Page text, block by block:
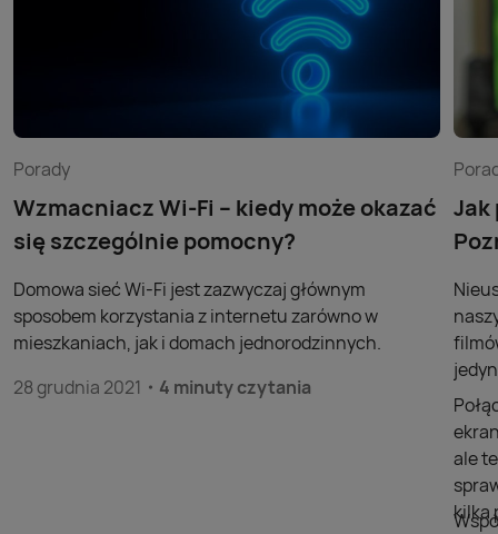
Porady
Wzmacniacz Wi-Fi – kiedy może okazać
się szczególnie pomocny?
Domowa sieć Wi-Fi jest zazwyczaj głównym
sposobem korzystania z internetu zarówno w
mieszkaniach, jak i domach jednorodzinnych.
28 grudnia 2021
4 minuty czytania
Jak
ale
kilka